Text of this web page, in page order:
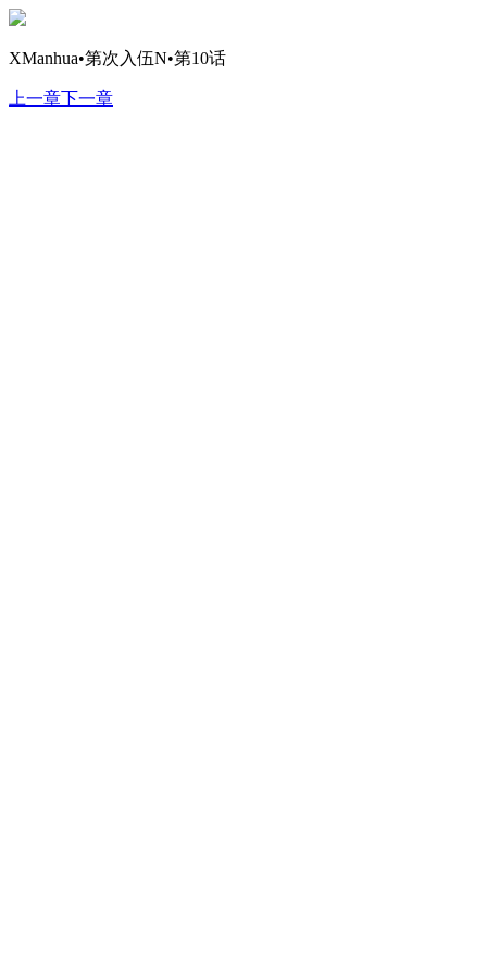
XManhua•第次入伍N•第10话
上一章下一章